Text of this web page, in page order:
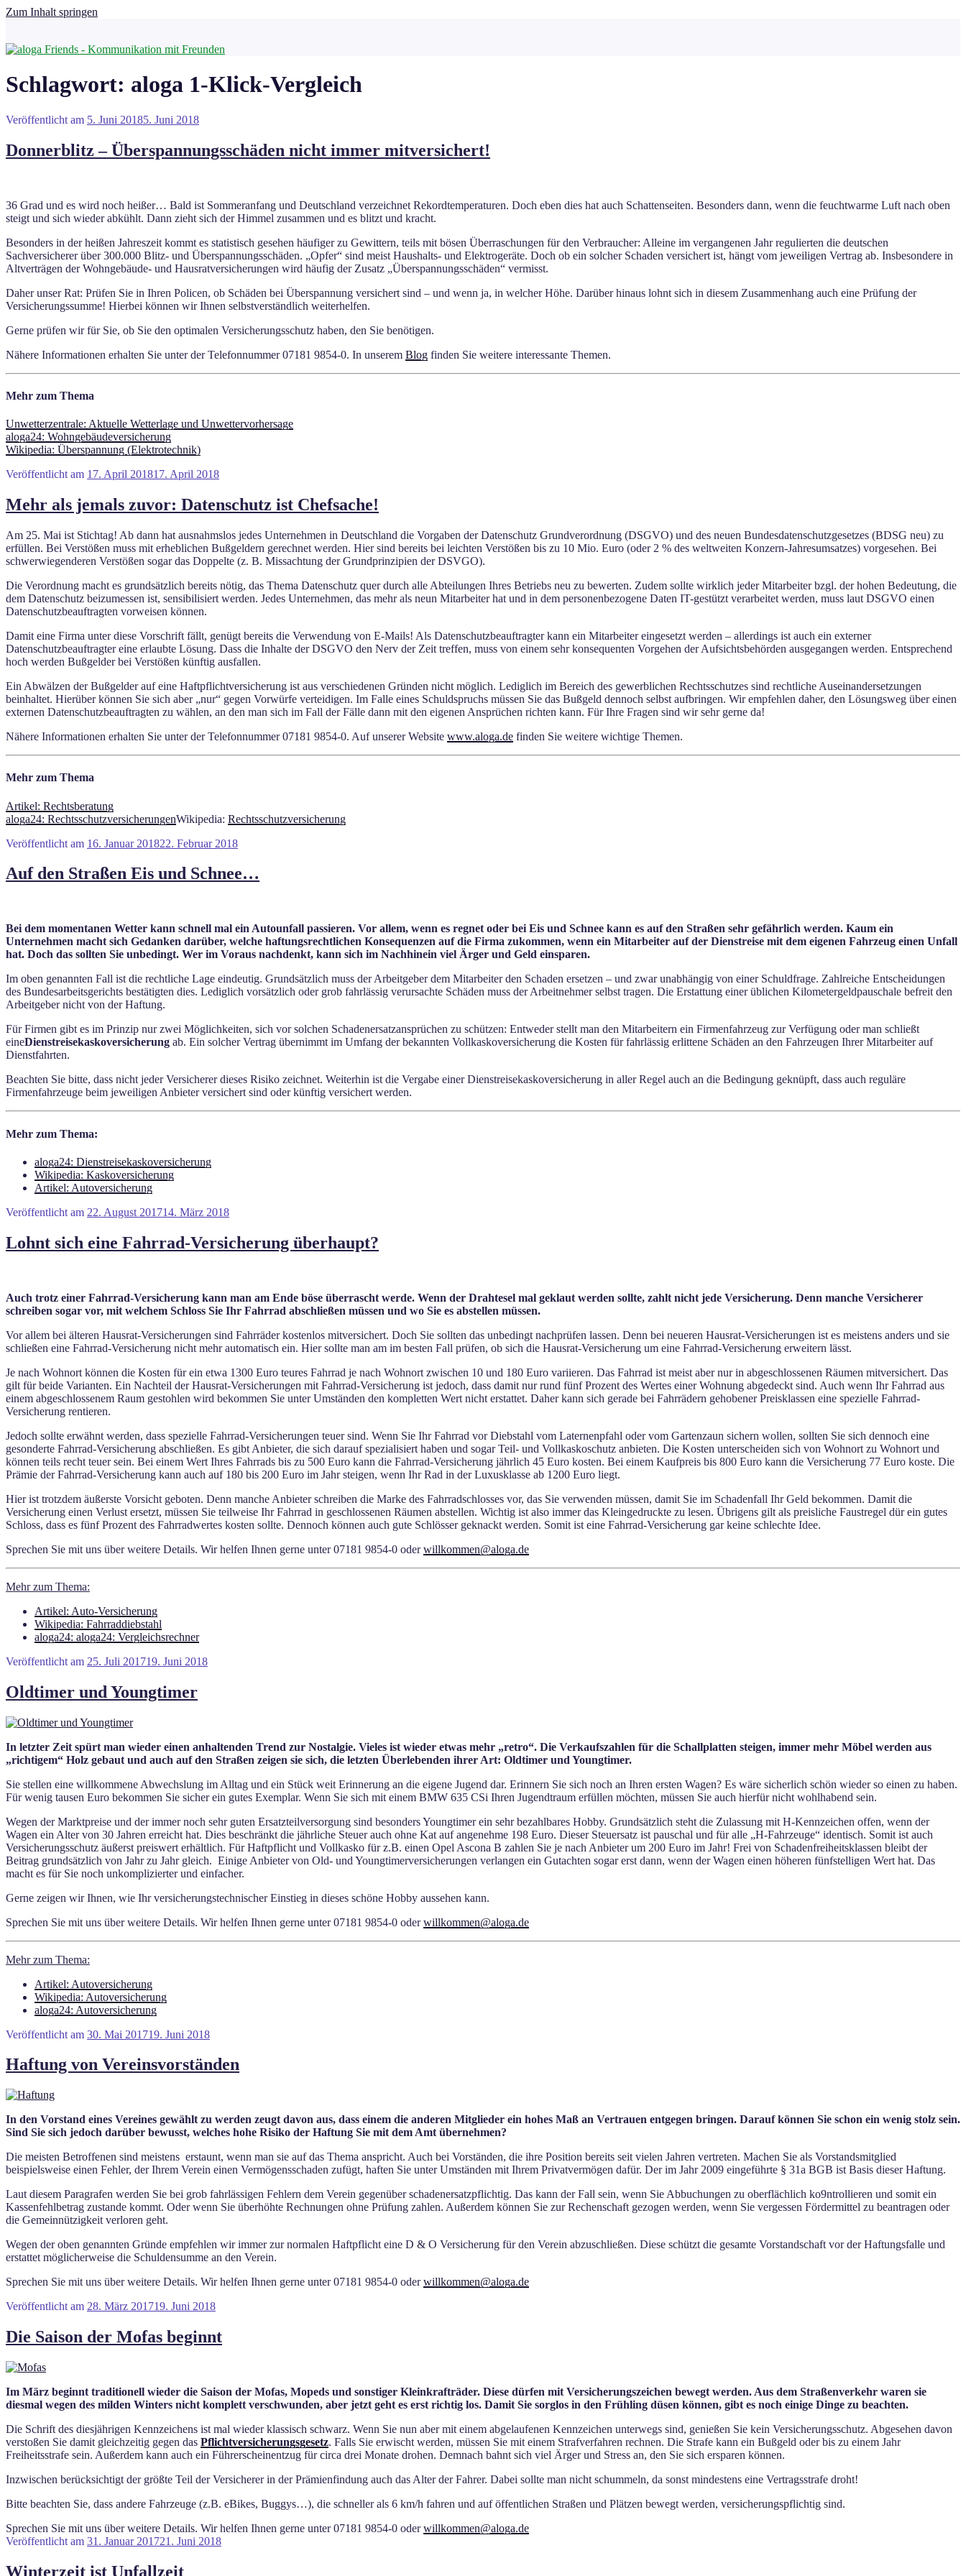
Zum Inhalt springen
Schlagwort: aloga 1-Klick-Vergleich
Veröffentlicht am 5. Juni 20185. Juni 2018
Donnerblitz – Überspannungsschäden nicht immer mitversichert!
36 Grad und es wird noch heißer… Bald ist Sommeranfang und Deutschland verzeichnet Rekordtemperaturen. Doch eben dies hat auch Schattenseiten. Besonders dann, wenn die feuchtwarme Luft nach oben
steigt und sich wieder abkühlt. Dann zieht sich der Himmel zusammen und es blitzt und kracht.
Besonders in der heißen Jahreszeit kommt es statistisch gesehen häufiger zu Gewittern, teils mit bösen Überraschungen für den Verbraucher: Alleine im vergangenen Jahr regulierten die deutschen
Sachversicherer über 300.000 Blitz- und Überspannungsschäden. „Opfer“ sind meist Haushalts- und Elektrogeräte. Doch ob ein solcher Schaden versichert ist, hängt vom jeweiligen Vertrag ab. Insbesondere in
Altverträgen der Wohngebäude- und Hausratversicherungen wird häufig der Zusatz „Überspannungsschäden“ vermisst.
Daher unser Rat: Prüfen Sie in Ihren Policen, ob Schäden bei Überspannung versichert sind – und wenn ja, in welcher Höhe. Darüber hinaus lohnt sich in diesem Zusammenhang auch eine Prüfung der
Versicherungssumme! Hierbei können wir Ihnen selbstverständlich weiterhelfen.
Gerne prüfen wir für Sie, ob Sie den optimalen Versicherungsschutz haben, den Sie benötigen.
Nähere Informationen erhalten Sie unter der Telefonnummer 07181 9854-0. In unserem Blog finden Sie weitere interessante Themen.
Mehr zum Thema
Unwetterzentrale: Aktuelle Wetterlage und Unwettervorhersage
aloga24: Wohngebäudeversicherung
Wikipedia: Überspannung (Elektrotechnik)
Veröffentlicht am 17. April 201817. April 2018
Mehr als jemals zuvor: Datenschutz ist Chefsache!
Am 25. Mai ist Stichtag! Ab dann hat ausnahmslos jedes Unternehmen in Deutschland die Vorgaben der Datenschutz Grundverordnung (DSGVO) und des neuen Bundesdatenschutzgesetzes (BDSG neu) zu
erfüllen. Bei Verstößen muss mit erheblichen Bußgeldern gerechnet werden. Hier sind bereits bei leichten Verstößen bis zu 10 Mio. Euro (oder 2 % des weltweiten Konzern-Jahresumsatzes) vorgesehen. Bei
schwerwiegenderen Verstößen sogar das Doppelte (z. B. Missachtung der Grundprinzipien der DSVGO).
Die Verordnung macht es grundsätzlich bereits nötig, das Thema Datenschutz quer durch alle Abteilungen Ihres Betriebs neu zu bewerten. Zudem sollte wirklich jeder Mitarbeiter bzgl. der hohen Bedeutung, die
dem Datenschutz beizumessen ist, sensibilisiert werden. Jedes Unternehmen, das mehr als neun Mitarbeiter hat und in dem personenbezogene Daten IT-gestützt verarbeitet werden, muss laut DSGVO einen
Datenschutzbeauftragten vorweisen können.
Damit eine Firma unter diese Vorschrift fällt, genügt bereits die Verwendung von E-Mails! Als Datenschutzbeauftragter kann ein Mitarbeiter eingesetzt werden – allerdings ist auch ein externer
Datenschutzbeauftragter eine erlaubte Lösung. Dass die Inhalte der DSGVO den Nerv der Zeit treffen, muss von einem sehr konsequenten Vorgehen der Aufsichtsbehörden ausgegangen werden. Entsprechend
hoch werden Bußgelder bei Verstößen künftig ausfallen.
Ein Abwälzen der Bußgelder auf eine Haftpflichtversicherung ist aus verschiedenen Gründen nicht möglich. Lediglich im Bereich des gewerblichen Rechtsschutzes sind rechtliche Auseinandersetzungen
beinhaltet. Hierüber können Sie sich aber „nur“ gegen Vorwürfe verteidigen. Im Falle eines Schuldspruchs müssen Sie das Bußgeld dennoch selbst aufbringen. Wir empfehlen daher, den Lösungsweg über einen
externen Datenschutzbeauftragten zu wählen, an den man sich im Fall der Fälle dann mit den eigenen Ansprüchen richten kann. Für Ihre Fragen sind wir sehr gerne da!
Nähere Informationen erhalten Sie unter der Telefonnummer 07181 9854-0. Auf unserer Website www.aloga.de finden Sie weitere wichtige Themen.
Mehr zum Thema
Artikel: Rechtsberatung
aloga24: RechtsschutzversicherungenWikipedia: Rechtsschutzversicherung
Veröffentlicht am 16. Januar 201822. Februar 2018
Auf den Straßen Eis und Schnee…
Bei dem momentanen Wetter kann schnell mal ein Autounfall passieren. Vor allem, wenn es regnet oder bei Eis und Schnee kann es auf den Straßen sehr gefährlich werden. Kaum ein
Unternehmen macht sich Gedanken darüber, welche haftungsrechtlichen Konsequenzen auf die Firma zukommen, wenn ein Mitarbeiter auf der Dienstreise mit dem eigenen Fahrzeug einen Unfall
hat. Doch das sollten Sie unbedingt. Wer im Voraus nachdenkt, kann sich im Nachhinein viel Ärger und Geld einsparen.
Im oben genannten Fall ist die rechtliche Lage eindeutig. Grundsätzlich muss der Arbeitgeber dem Mitarbeiter den Schaden ersetzen – und zwar unabhängig von einer Schuldfrage. Zahlreiche Entscheidungen
des Bundesarbeitsgerichts bestätigten dies. Lediglich vorsätzlich oder grob fahrlässig verursachte Schäden muss der Arbeitnehmer selbst tragen. Die Erstattung einer üblichen Kilometergeldpauschale befreit den
Arbeitgeber nicht von der Haftung.
Für Firmen gibt es im Prinzip nur zwei Möglichkeiten, sich vor solchen Schadenersatzansprüchen zu schützen: Entweder stellt man den Mitarbeitern ein Firmenfahrzeug zur Verfügung oder man schließt
eineDienstreisekaskoversicherung ab. Ein solcher Vertrag übernimmt im Umfang der bekannten Vollkaskoversicherung die Kosten für fahrlässig erlittene Schäden an den Fahrzeugen Ihrer Mitarbeiter auf
Dienstfahrten.
Beachten Sie bitte, dass nicht jeder Versicherer dieses Risiko zeichnet. Weiterhin ist die Vergabe einer Dienstreisekaskoversicherung in aller Regel auch an die Bedingung geknüpft, dass auch reguläre
Firmenfahrzeuge beim jeweiligen Anbieter versichert sind oder künftig versichert werden.
Mehr zum Thema:
aloga24: Dienstreisekaskoversicherung
Wikipedia: Kaskoversicherung
Artikel: Autoversicherung
Veröffentlicht am 22. August 201714. März 2018
Lohnt sich eine Fahrrad-Versicherung überhaupt?
Auch trotz einer Fahrrad-Versicherung kann man am Ende böse überrascht werde. Wenn der Drahtesel mal geklaut werden sollte, zahlt nicht jede Versicherung. Denn manche Versicherer
schreiben sogar vor, mit welchem Schloss Sie Ihr Fahrrad abschließen müssen und wo Sie es abstellen müssen.
Vor allem bei älteren Hausrat-Versicherungen sind Fahrräder kostenlos mitversichert. Doch Sie sollten das unbedingt nachprüfen lassen. Denn bei neueren Hausrat-Versicherungen ist es meistens anders und sie
schließen eine Fahrrad-Versicherung nicht mehr automatisch ein. Hier sollte man am im besten Fall prüfen, ob sich die Hausrat-Versicherung um eine Fahrrad-Versicherung erweitern lässt.
Je nach Wohnort können die Kosten für ein etwa 1300 Euro teures Fahrrad je nach Wohnort zwischen 10 und 180 Euro variieren. Das Fahrrad ist meist aber nur in abgeschlossenen Räumen mitversichert. Das
gilt für beide Varianten. Ein Nachteil der Hausrat-Versicherungen mit Fahrrad-Versicherung ist jedoch, dass damit nur rund fünf Prozent des Wertes einer Wohnung abgedeckt sind. Auch wenn Ihr Fahrrad aus
einem abgeschlossenem Raum gestohlen wird bekommen Sie unter Umständen den kompletten Wert nicht erstattet. Daher kann sich gerade bei Fahrrädern gehobener Preisklassen eine spezielle Fahrrad-
Versicherung rentieren.
Jedoch sollte erwähnt werden, dass spezielle Fahrrad-Versicherungen teuer sind. Wenn Sie Ihr Fahrrad vor Diebstahl vom Laternenpfahl oder vom Gartenzaun sichern wollen, sollten Sie sich dennoch eine
gesonderte Fahrrad-Versicherung abschließen. Es gibt Anbieter, die sich darauf spezialisiert haben und sogar Teil- und Vollkaskoschutz anbieten. Die Kosten unterscheiden sich von Wohnort zu Wohnort und
können teils recht teuer sein. Bei einem Wert Ihres Fahrrads bis zu 500 Euro kann die Fahrrad-Versicherung jährlich 45 Euro kosten. Bei einem Kaufpreis bis 800 Euro kann die Versicherung 77 Euro koste. Die
Prämie der Fahrrad-Versicherung kann auch auf 180 bis 200 Euro im Jahr steigen, wenn Ihr Rad in der Luxusklasse ab 1200 Euro liegt.
Hier ist trotzdem äußerste Vorsicht geboten. Denn manche Anbieter schreiben die Marke des Fahrradschlosses vor, das Sie verwenden müssen, damit Sie im Schadenfall Ihr Geld bekommen. Damit die
Versicherung einen Verlust ersetzt, müssen Sie teilweise Ihr Fahrrad in geschlossenen Räumen abstellen. Wichtig ist also immer das Kleingedruckte zu lesen. Übrigens gilt als preisliche Faustregel dür ein gutes
Schloss, dass es fünf Prozent des Fahrradwertes kosten sollte. Dennoch können auch gute Schlösser geknackt werden. Somit ist eine Fahrrad-Versicherung gar keine schlechte Idee.
Sprechen Sie mit uns über weitere Details. Wir helfen Ihnen gerne unter 07181 9854-0 oderwillkommen@aloga.de
Mehr zum Thema:
Artikel: Auto-Versicherung
Wikipedia: Fahrraddiebstahl
aloga24: aloga24: Vergleichsrechner
Veröffentlicht am 25. Juli 201719. Juni 2018
Oldtimer und Youngtimer
In letzter Zeit spürt man wieder einen anhaltenden Trend zur Nostalgie. Vieles ist wieder etwas mehr „retro“. Die Verkaufszahlen für die Schallplatten steigen, immer mehr Möbel werden aus
„richtigem“ Holz gebaut und auch auf den Straßen zeigen sie sich, die letzten Überlebenden ihrer Art: Oldtimer und Youngtimer.
Sie stellen eine willkommene Abwechslung im Alltag und ein Stück weit Erinnerung an die eigene Jugend dar. Erinnern Sie sich noch an Ihren ersten Wagen? Es wäre sicherlich schön wieder so einen zu haben.
Für wenig tausen Euro bekommen Sie sicher ein gutes Exemplar. Wenn Sie sich mit einem BMW 635 CSi Ihren Jugendtraum erfüllen möchten, müssen Sie auch hierfür nicht wohlhabend sein.
Wegen der Marktpreise und der immer noch sehr guten Ersatzteilversorgung sind besonders Youngtimer ein sehr bezahlbares Hobby. Grundsätzlich steht die Zulassung mit H-Kennzeichen offen, wenn der
Wagen ein Alter von 30 Jahren erreicht hat. Dies beschränkt die jährliche Steuer auch ohne Kat auf angenehme 198 Euro. Dieser Steuersatz ist pauschal und für alle „H-Fahrzeuge“ identisch. Somit ist auch
Versicherungsschutz äußerst preiswert erhältlich. Für Haftpflicht und Vollkasko für z.B. einen Opel Ascona B zahlen Sie je nach Anbieter um 200 Euro im Jahr! Frei von Schadenfreiheitsklassen bleibt der
Beitrag grundsätzlich von Jahr zu Jahr gleich. Einige Anbieter von Old- und Youngtimerversicherungen verlangen ein Gutachten sogar erst dann, wenn der Wagen einen höheren fünfstelligen Wert hat. Das
macht es für Sie noch unkomplizierter und einfacher.
Gerne zeigen wir Ihnen, wie Ihr versicherungstechnischer Einstieg in dieses schöne Hobby aussehen kann.
Sprechen Sie mit uns über weitere Details. Wir helfen Ihnen gerne unter 07181 9854-0 oderwillkommen@aloga.de
Mehr zum Thema:
Artikel: Autoversicherung
Wikipedia: Autoversicherung
aloga24: Autoversicherung
Veröffentlicht am 30. Mai 201719. Juni 2018
Haftung von Vereinsvorständen
In den Vorstand eines Vereines gewählt zu werden zeugt davon aus, dass einem die anderen Mitglieder ein hohes Maß an Vertrauen entgegen bringen. Darauf können Sie schon ein wenig stolz sein.
Sind Sie sich jedoch darüber bewusst, welches hohe Risiko der Haftung Sie mit dem Amt übernehmen?
Die meisten Betroffenen sind meistens erstaunt, wenn man sie auf das Thema anspricht. Auch bei Vorständen, die ihre Position bereits seit vielen Jahren vertreten. Machen Sie als Vorstandsmitglied
beispielsweise einen Fehler, der Ihrem Verein einen Vermögensschaden zufügt, haften Sie unter Umständen mit Ihrem Privatvermögen dafür. Der im Jahr 2009 eingeführte § 31a BGB ist Basis dieser Haftung.
Laut diesem Paragrafen werden Sie bei grob fahrlässigen Fehlern dem Verein gegenüber schadenersatzpflichtig. Das kann der Fall sein, wenn Sie Abbuchungen zu oberflächlich ko9ntrollieren und somit ein
Kassenfehlbetrag zustande kommt. Oder wenn Sie überhöhte Rechnungen ohne Prüfung zahlen. Außerdem können Sie zur Rechenschaft gezogen werden, wenn Sie vergessen Fördermittel zu beantragen oder
die Gemeinnützigkeit verloren geht.
Wegen der oben genannten Gründe empfehlen wir immer zur normalen Haftpflicht eine D & O Versicherung für den Verein abzuschließen. Diese schützt die gesamte Vorstandschaft vor der Haftungsfalle und
erstattet möglicherweise die Schuldensumme an den Verein.
Sprechen Sie mit uns über weitere Details. Wir helfen Ihnen gerne unter 07181 9854-0 oderwillkommen@aloga.de
Veröffentlicht am 28. März 201719. Juni 2018
Die Saison der Mofas beginnt
Im März beginnt traditionell wieder die Saison der Mofas, Mopeds und sonstiger Kleinkrafträder. Diese dürfen mit Versicherungszeichen bewegt werden. Aus dem Straßenverkehr waren sie
diesmal wegen des milden Winters nicht komplett verschwunden, aber jetzt geht es erst richtig los. Damit Sie sorglos in den Frühling düsen können, gibt es noch einige Dinge zu beachten.
Die Schrift des diesjährigen Kennzeichens ist mal wieder klassisch schwarz. Wenn Sie nun aber mit einem abgelaufenen Kennzeichen unterwegs sind, genießen Sie kein Versicherungsschutz. Abgesehen davon
verstoßen Sie damit gleichzeitig gegen das Pflichtversicherungsgesetz. Falls Sie erwischt werden, müssen Sie mit einem Strafverfahren rechnen. Die Strafe kann ein Bußgeld oder bis zu einem Jahr
Freiheitsstrafe sein. Außerdem kann auch ein Führerscheinentzug für circa drei Monate drohen. Demnach bahnt sich viel Ärger und Stress an, den Sie sich ersparen können.
Inzwischen berücksichtigt der größte Teil der Versicherer in der Prämienfindung auch das Alter der Fahrer. Dabei sollte man nicht schummeln, da sonst mindestens eine Vertragsstrafe droht!
Bitte beachten Sie, dass andere Fahrzeuge (z.B. eBikes, Buggys…), die schneller als 6 km/h fahren und auf öffentlichen Straßen und Plätzen bewegt werden, versicherungspflichtig sind.
Sprechen Sie mit uns über weitere Details. Wir helfen Ihnen gerne unter 07181 9854-0 oderwillkommen@aloga.de
Veröffentlicht am 31. Januar 201721. Juni 2018
Winterzeit ist Unfallzeit